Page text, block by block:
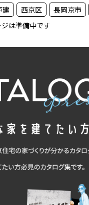
建 西京区 長岡京市
は準備中です